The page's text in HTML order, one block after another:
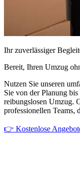
Ihr zuverlässiger
Bereit, Ihren Umzug
Nutzen Sie unseren
Sie von der Planung
reibungslosen Umzug.
professionellen Teams,
👉 Kostenlose